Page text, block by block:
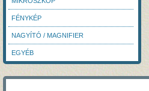
FÉNYKÉP
NAGYÍTÓ / MAGNIFIER
EGYÉB